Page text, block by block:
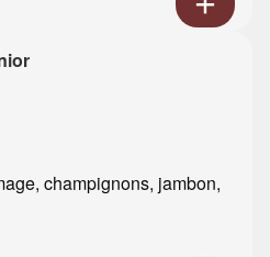
champignons, jambon,